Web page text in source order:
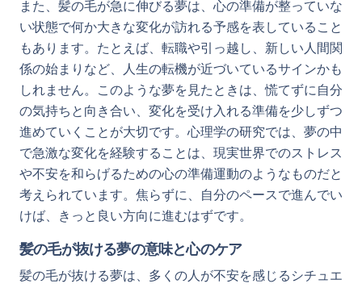
また、髪の毛が急に伸びる夢は、心の準備が整っていな
い状態で何か大きな変化が訪れる予感を表していること
もあります。たとえば、転職や引っ越し、新しい人間関
係の始まりなど、人生の転機が近づいているサインかも
しれません。このような夢を見たときは、慌てずに自分
の気持ちと向き合い、変化を受け入れる準備を少しずつ
進めていくことが大切です。心理学の研究では、夢の中
で急激な変化を経験することは、現実世界でのストレス
や不安を和らげるための心の準備運動のようなものだと
考えられています。焦らずに、自分のペースで進んでい
けば、きっと良い方向に進むはずです。
髪の毛が抜ける夢の意味と心のケア
髪の毛が抜ける夢は、多くの人が不安を感じるシチュエ